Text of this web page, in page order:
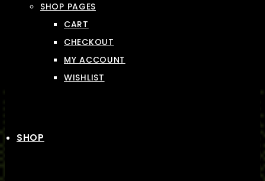
SHOP PAGES
CART
CHECKOUT
MY ACCOUNT
WISHLIST
SHOP